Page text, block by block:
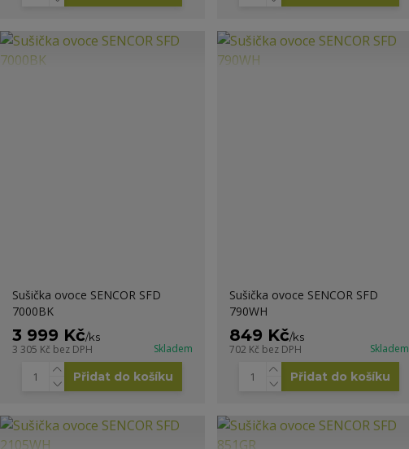
Sušička ovoce SENCOR SFD
7000BK
3 999 Kč/ks
3 305 Kč bez DPH Skladem
Přidat do košíku
Sušička ovoce SENCOR SFD
790WH
849 Kč/ks
702 Kč bez DPH Skladem
Přidat do košíku